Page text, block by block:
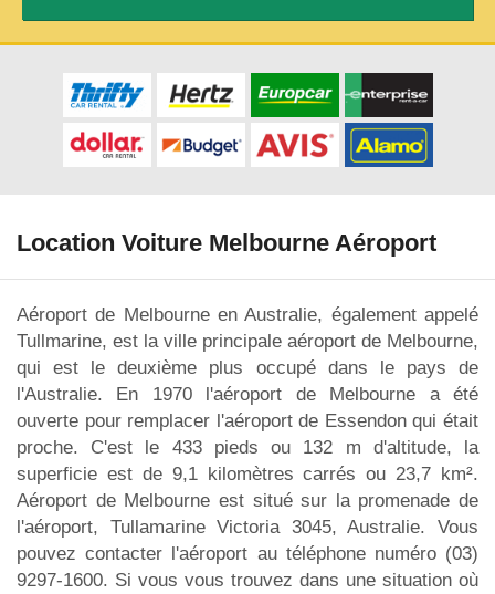
Location Voiture Melbourne Aéroport
Aéroport de Melbourne en Australie, également appelé
Tullmarine, est la ville principale aéroport de Melbourne,
qui est le deuxième plus occupé dans le pays de
l'Australie. En 1970 l'aéroport de Melbourne a été
ouverte pour remplacer l'aéroport de Essendon qui était
proche. C'est le 433 pieds ou 132 m d'altitude, la
superficie est de 9,1 kilomètres carrés ou 23,7 km².
Aéroport de Melbourne est situé sur la promenade de
l'aéroport, Tullamarine Victoria 3045, Australie. Vous
pouvez contacter l'aéroport au téléphone numéro (03)
9297-1600. Si vous vous trouvez dans une situation où